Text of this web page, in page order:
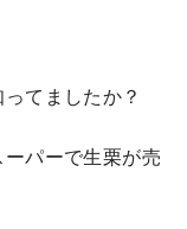
てましたか？
パーで生栗が売